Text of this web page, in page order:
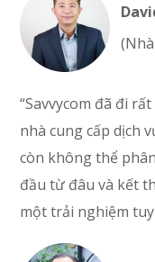
“Savvycom đã đi
nhà cung cấp dịch
còn không thể
đầu từ đâu và kết
một trải nghiệm